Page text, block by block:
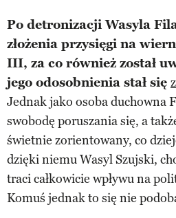
Po detronizacji Wasyla
złożenia przysięgi na
III, za co również został
jego odosobnienia stał się
Jednak jako osoba duchowna
swobodę poruszania się, a
świetnie zorientowany, co
dzięki niemu Wasyl Szujski,
traci całkowicie wpływu na
Komuś jednak to się nie